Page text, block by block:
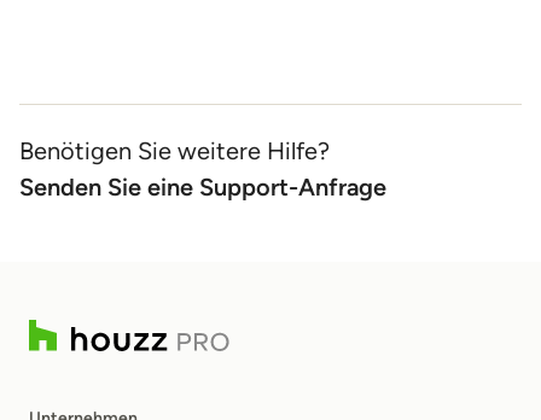
Benötigen Sie weitere Hilfe?
Senden Sie eine Support-Anfrage